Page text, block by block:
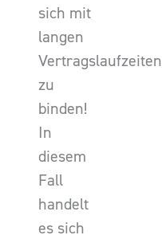
sich mit
langen
Vertragslaufzeiten
zu
binden!
In
diesem
Fall
handelt
es sich